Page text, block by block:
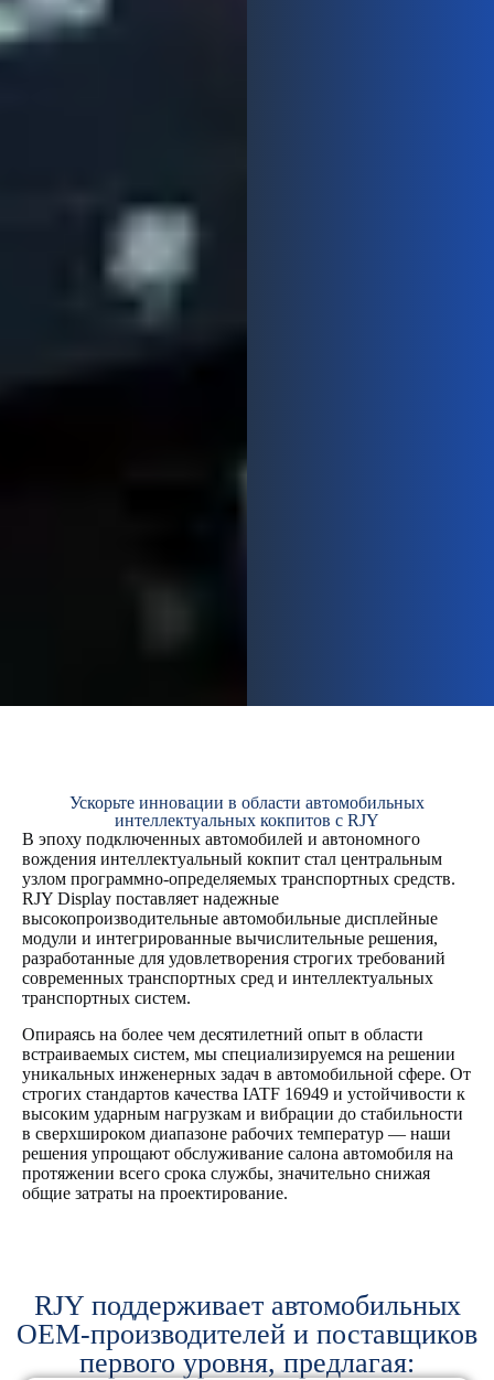
Ускорьте инновации в области автомобильных
интеллектуальных кокпитов с RJY
В эпоху подключенных автомобилей и автономного
вождения интеллектуальный кокпит стал центральным
узлом программно-определяемых транспортных средств.
RJY Display поставляет надежные
высокопроизводительные автомобильные дисплейные
модули и интегрированные вычислительные решения,
разработанные для удовлетворения строгих требований
современных транспортных сред и интеллектуальных
транспортных систем.
Опираясь на более чем десятилетний опыт в области
встраиваемых систем, мы специализируемся на решении
уникальных инженерных задач в автомобильной сфере. От
строгих стандартов качества IATF 16949 и устойчивости к
высоким ударным нагрузкам и вибрации до стабильности
в сверхшироком диапазоне рабочих температур — наши
решения упрощают обслуживание салона автомобиля на
протяжении всего срока службы, значительно снижая
общие затраты на проектирование.
RJY поддерживает автомобильных
OEM-производителей и поставщиков
первого уровня, предлагая: